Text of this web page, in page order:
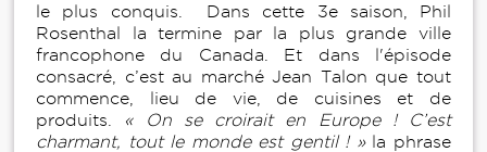
le plus conquis. Dans cette 3e saison, Phil
Rosenthal la termine par la plus grande ville
francophone du Canada. Et dans l'épisode
consacré, c’est au marché Jean Talon que tout
commence, lieu de vie, de cuisines et de
produits.
« On se croirait en Europe ! C’est
charmant, tout le monde est gentil ! » la phrase